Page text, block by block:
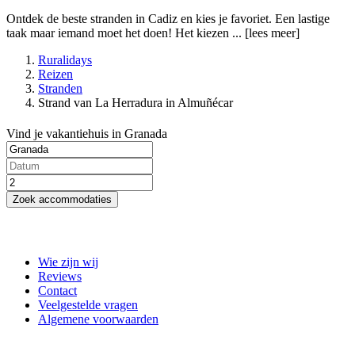
Ontdek de beste stranden in Cadiz en kies je favoriet. Een lastige
taak maar iemand moet het doen! Het kiezen ... [lees meer]
Ruralidays
Reizen
Stranden
Strand van La Herradura in Almuñécar
Vind je vakantiehuis in Granada
Zoek accommodaties
Wie zijn wij
Reviews
Contact
Veelgestelde vragen
Algemene voorwaarden